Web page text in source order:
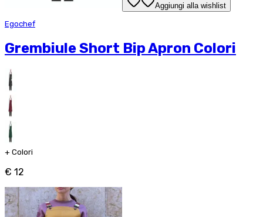
Aggiungi alla wishlist
Egochef
Grembiule Short Bip Apron Colori
+ Colori
€ 12